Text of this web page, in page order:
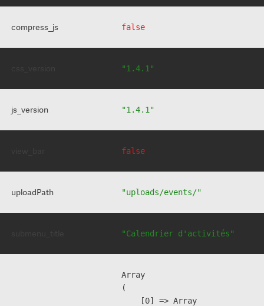
compress_js false
"1.4.1"
js_version "1.4.1"
false
uploadPath "uploads/events/"
"Calendrier d'activités"
Array
(
    [0] => Array